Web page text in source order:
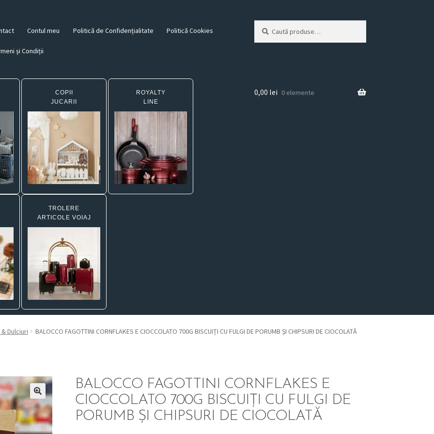
Contul meu Politică de Confidențialitate Politică Cookies
și Condiții
după:
COPII
JUCARII
ROYALTY
LINE
TROLERE
ARTICOLE VOIAJ
0,00 lei 0 elemente
Dulciuri BALOCCO FAGOTTINI CORNFLAKES E CIOCCOLATO 700G BISCUIȚI CU FULGI DE PORUMB ȘI CHIPSURI DE CIOCOLATĂ
BALOCCO FAGOTTINI CORNFLAKES E
CIOCCOLATO 700G BISCUIȚI CU FULGI DE
PORUMB ȘI CHIPSURI DE CIOCOLATĂ